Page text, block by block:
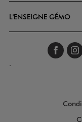
L'ENSEIGNE GÉMO
.